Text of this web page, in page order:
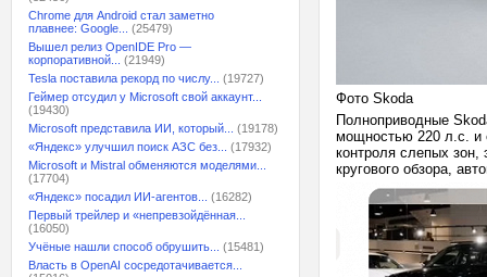
Chrome для Android стал заметно
плавнее: Google...
(25479)
Вышел релиз OpenIDE Pro —
корпоративной...
(21949)
Tesla поставила рекорд по числу...
(19727)
Геймер отсудил у Microsoft свой аккаунт...
(19430)
Microsoft представила ИИ, который...
(19178)
«Яндекс» улучшил поиск АЗС без...
(17932)
Microsoft и Mistral обменяются моделями...
(17704)
«Яндекс» посадил ИИ-агентов...
(16282)
Первый трейлер и «непревзойдённая...
(16050)
Учёные нашли способ обрушить...
(15481)
Власть в OpenAI сосредотачивается...
Фото Skoda
Полноприводные
мощностью 220 л.с. и
контроля слепых зон,
кругового обзора,